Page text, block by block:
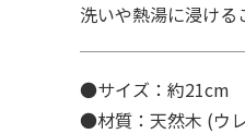
洗いや熱湯に浸ける
●サイズ：約21cm
●材質：天然木 (ウ